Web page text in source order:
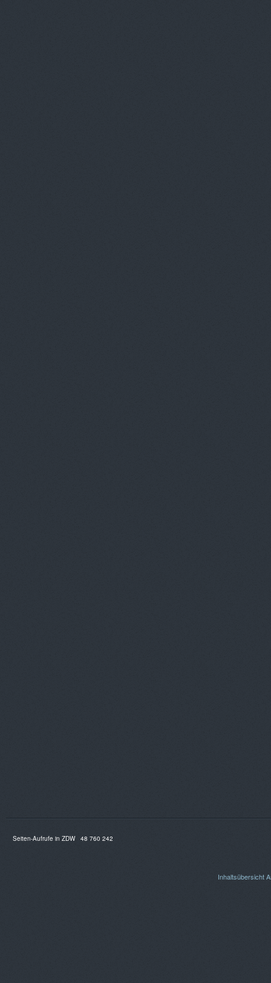
Seiten-Aufrufe in ZDW 48 760 242
Inhaltsübersicht